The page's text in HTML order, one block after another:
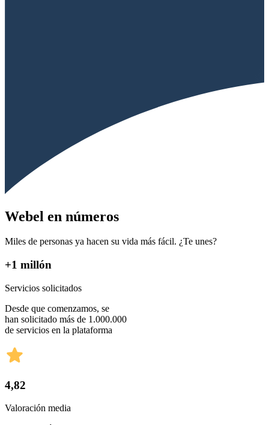
Webel en números
Miles de personas ya hacen su vida más fácil. ¿Te unes?
+1 millón
Servicios solicitados
Desde que comenzamos, se
han solicitado más de 1.000.000
de servicios en la plataforma
4,82
Valoración media